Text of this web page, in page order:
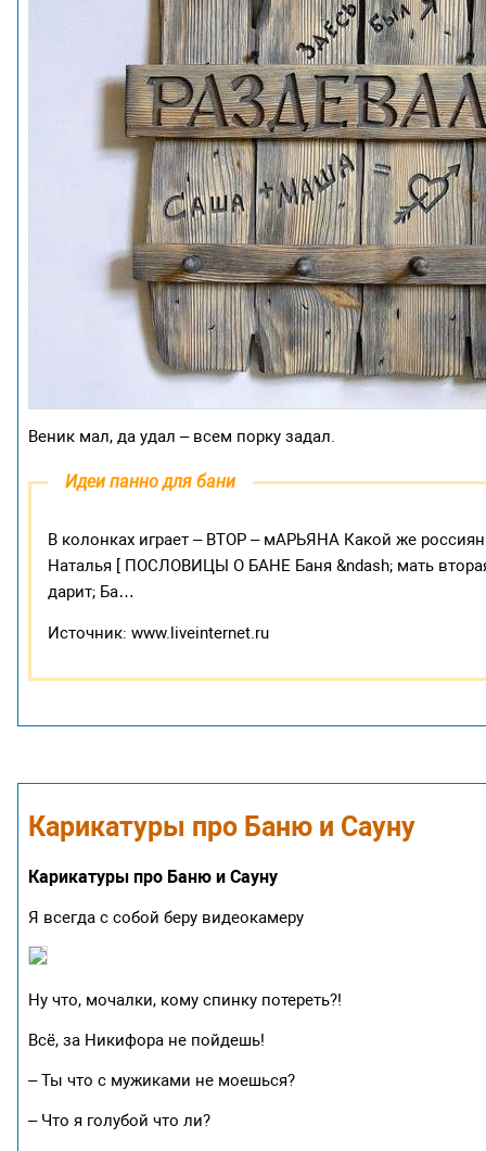
Веник мал, да удал – всем порку задал.
Идеи панно для бани
В колонках играет – ВТОР – мАРЬЯНА Какой же
Наталья [ ПОСЛОВИЦЫ О БАНЕ Баня &ndash; мать
дарит; Ба…
Источник: www.liveinternet.ru
Карикатуры про Баню и Сауну
Карикатуры про Баню и Сауну
Я всегда с собой беру видеокамеру
Ну что, мочалки, кому спинку потереть?!
Всё, за Никифора не пойдешь!
– Ты что с мужиками не моешься?
– Что я голубой что ли?